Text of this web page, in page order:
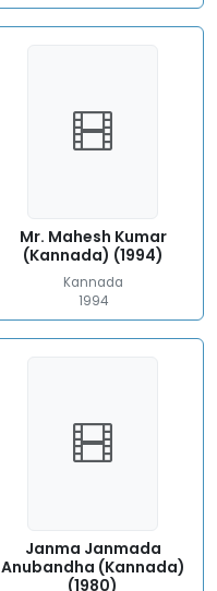
Mr. Mahesh Kumar
(Kannada) (1994)
Kannada
1994
Janma Janmada
Anubandha (Kannada)
(1980)